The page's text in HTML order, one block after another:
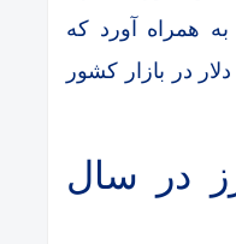
به همراه آورد که
در بازار کشور
در سال